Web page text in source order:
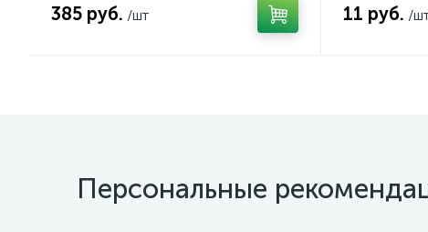
385 руб. /шт 11 руб. /
Персональные